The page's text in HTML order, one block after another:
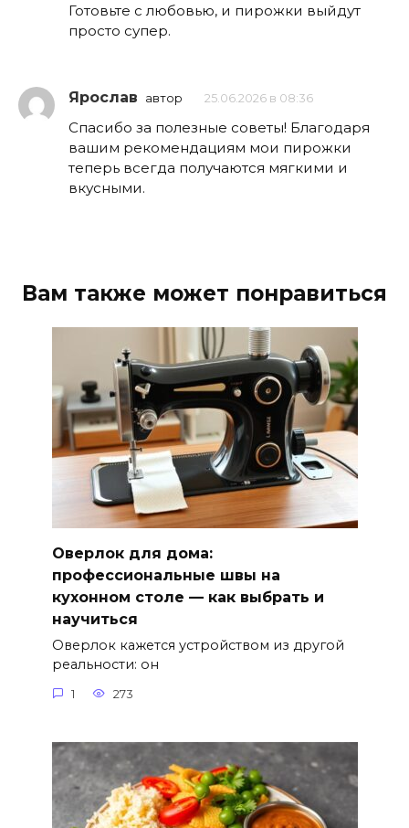
Готовьте с любовью, и пирожки выйдут
просто супер.
Ярослав автор 25.06.2026 в 08:36
Спасибо за полезные советы! Благодаря
вашим рекомендациям мои пирожки
теперь всегда получаются мягкими и
вкусными.
Вам также может понравиться
Оверлок для дома:
профессиональные швы на
кухонном столе — как выбрать и
научиться
Оверлок кажется устройством из другой
реальности: он
1 273